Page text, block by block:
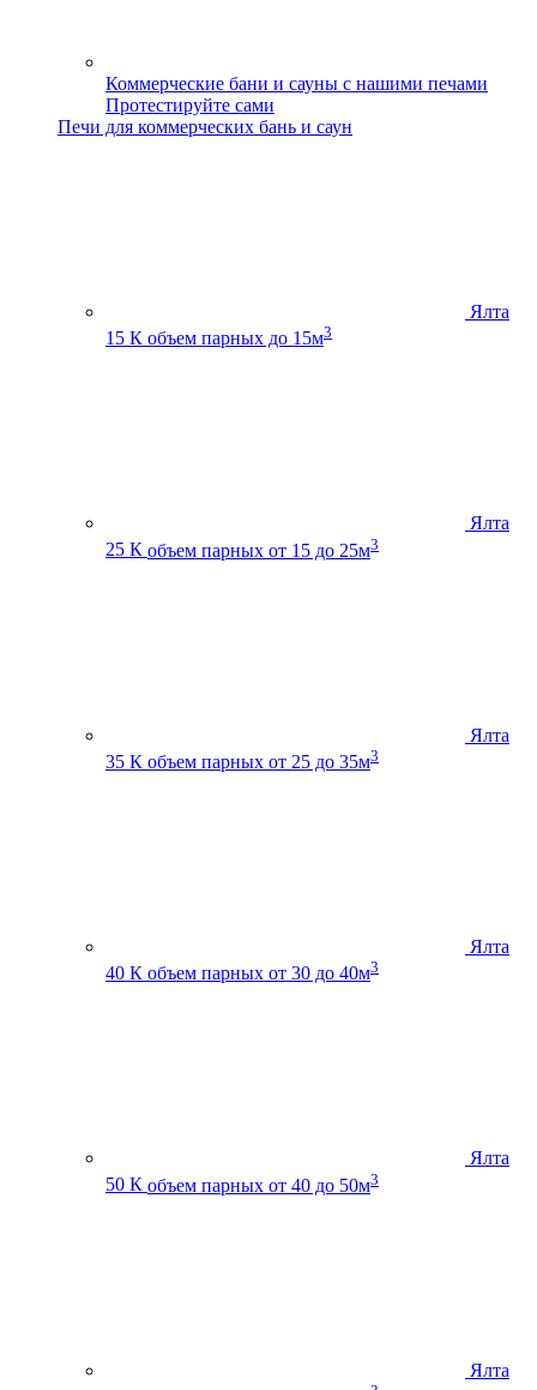
Коммерческие бани и сауны с нашими печами
Протестируйте сами
Печи для коммерческих бань и саун
Ялта
15 К объем парных до 15м3
Ялта
25 К объем парных от 15 до 25м3
Ялта
35 К объем парных от 25 до 35м3
Ялта
40 К объем парных от 30 до 40м3
Ялта
50 К объем парных от 40 до 50м3
Ялта